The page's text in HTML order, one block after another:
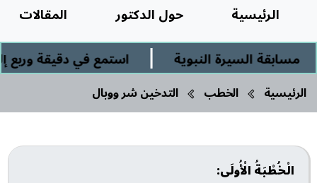
الرئيسية حول الدكتور
المقالات
السيرة النبوية
| استمع في دقيقة وربع
الرئيسية الخطب التدخين شر ووبال
الْخُطْبَةُ الْأُولَى: